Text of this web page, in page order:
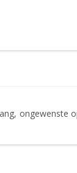
ongewenste